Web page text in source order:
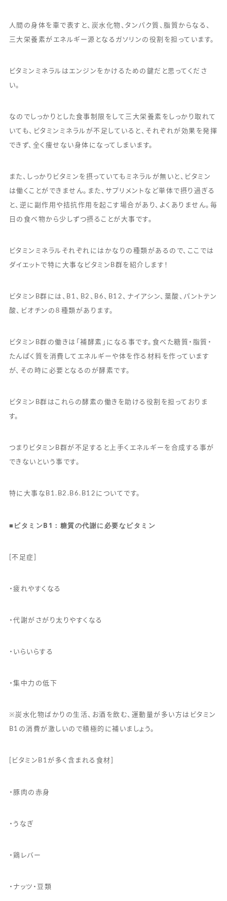
人間の身体を車で表すと、炭水化物、タンパク質、脂質からなる、
三大栄養素がエネルギー源となるガソリンの役割を担っています。
ビタミンミネラルはエンジンをかけるための鍵だと思ってくださ
い。
なのでしっかりとした食事制限をして三大栄養素をしっかり取れて
いても、ビタミンミネラルが不足していると、それぞれが効果を発揮
できず、全く痩せない身体になってしまいます。
また、しっかりビタミンを摂っていてもミネラルが無いと、ビタミン
は働くことができません。また、サプリメントなど単体で摂り過ぎる
と、逆に副作用や拮抗作用を起こす場合があり、よくありません。毎
日の食べ物から少しずつ摂ることが大事です。
ビタミンミネラルそれぞれにはかなりの種類があるので、ここでは
ダイエットで特に大事なビタミンB群を紹介します！
ビタミンB群には、B1、B2、B6、B12、ナイアシン、葉酸、パントテン
酸、ビオチンの８種類があります。
ビタミンB群の働きは「補酵素」になる事です。食べた糖質・脂質・
たんぱく質を消費してエネルギーや体を作る材料を作っています
が、その時に必要となるのが酵素です。
ビタミンB群はこれらの酵素の働きを助ける役割を担っておりま
す。
つまりビタミンB群が不足すると上手くエネルギーを合成する事が
できないという事です。
特に大事なB1.B2.B6.B12についてです。
■ ビタミンB1 ：糖質の代謝に必要なビタミン
[不足症]
・疲れやすくなる
・代謝がさがり太りやすくなる
・いらいらする
・集中力の低下
※炭水化物ばかりの生活、お酒を飲む、運動量が多い方はビタミン
B1の消費が激しいので積極的に補いましょう。
[ビタミンB1が多く含まれる食材]
・豚肉の赤身
・うなぎ
・鶏レバー
・ナッツ・豆類